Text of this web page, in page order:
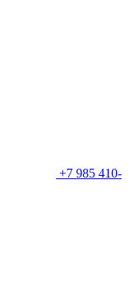
+7 985 410-